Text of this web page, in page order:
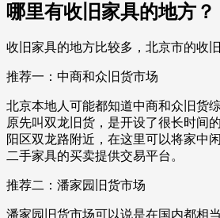
哪里有收旧家具的地方？
收旧家具的地方比较多，北京市的收
推荐一：中商和众旧货市场
北京本地人可能都知道中商和众旧货
原先叫双龙旧货，是开设了很长时间
阳区双龙路附近，在这里可以将家中
二手家具的买卖提供交易平台。
推荐二：潘家园旧货市场
潘家园旧货市场可以说是在国内都相